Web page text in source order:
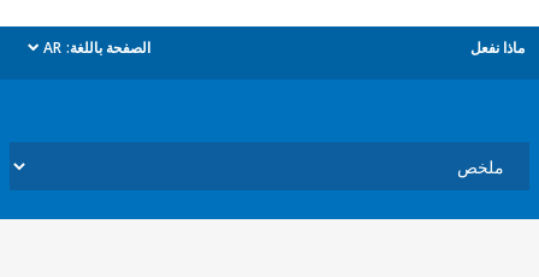
الصفحة باللغة: AR
dropdown